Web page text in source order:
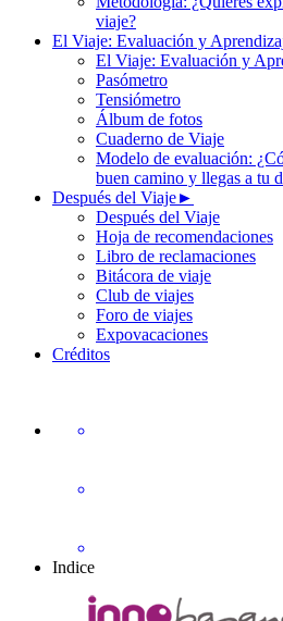
viaje?
El Viaje: Evaluación y
El Viaje: Evaluación y
Pasómetro
Tensiómetro
Álbum de fotos
Cuaderno de Viaje
Modelo de evaluación:
buen camino y llegas a tu
Después del Viaje►
Después del Viaje
Hoja de recomendaciones
Libro de reclamaciones
Bitácora de viaje
Club de viajes
Foro de viajes
Expovacaciones
Créditos
Indice